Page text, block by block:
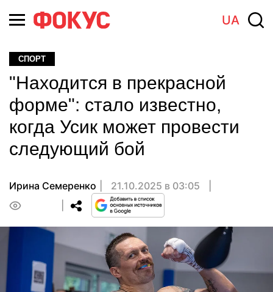
UA
СПОРТ
"Находится в прекрасной
форме": стало известно,
когда Усик может провести
следующий бой
Ирина Семеренко
21.10.2025 в 03:05